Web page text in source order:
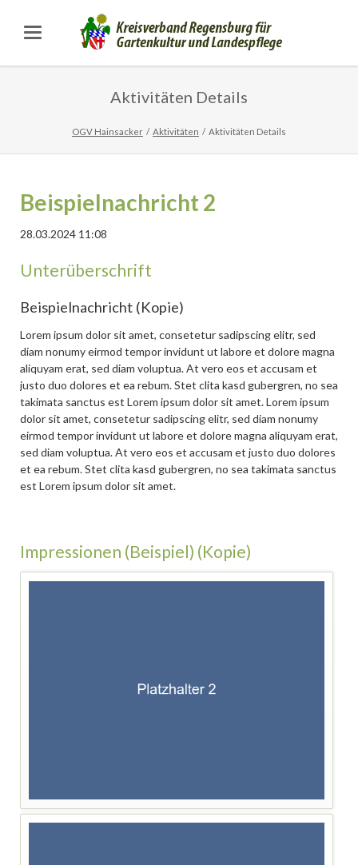
Aktivitäten Details
OGV Hainsacker Aktivitäten Aktivitäten Details
Beispielnachricht 2
28.03.2024 11:08
Unterüberschrift
Beispielnachricht (Kopie)
Lorem ipsum dolor sit amet, consetetur sadipscing elitr, sed
diam nonumy eirmod tempor invidunt ut labore et dolore magna
aliquyam erat, sed diam voluptua. At vero eos et accusam et
justo duo dolores et ea rebum. Stet clita kasd gubergren, no sea
takimata sanctus est Lorem ipsum dolor sit amet. Lorem ipsum
dolor sit amet, consetetur sadipscing elitr, sed diam nonumy
eirmod tempor invidunt ut labore et dolore magna aliquyam erat,
sed diam voluptua. At vero eos et accusam et justo duo dolores
et ea rebum. Stet clita kasd gubergren, no sea takimata sanctus
est Lorem ipsum dolor sit amet.
Impressionen (Beispiel) (Kopie)